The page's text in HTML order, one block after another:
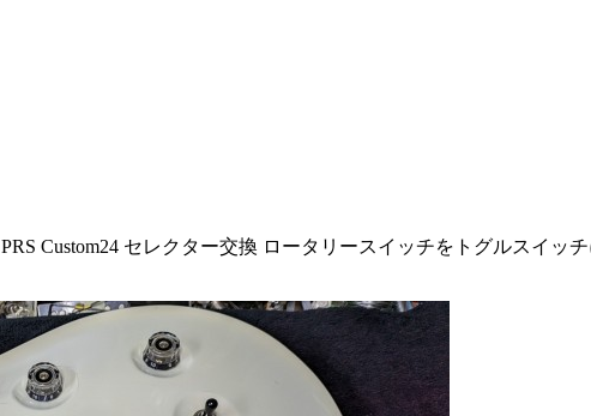
PRS Custom24 セレクター交換 ロータリースイッチをトグルスイッ